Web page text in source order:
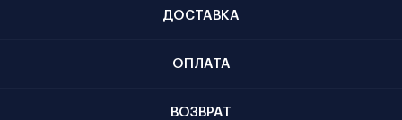
ДОСТАВКА
ОПЛАТА
ВОЗВРАТ